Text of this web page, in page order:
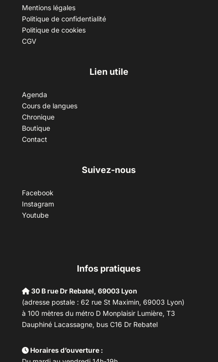
Mentions légales
Politique de confidentialité
Politique de cookies
CGV
Lien utile
Agenda
Cours de langues
Chronique
Boutique
Contact
Suivez-nous
Facebook
Instagram
Youtube
Infos pratiques
30 B rue Dr Rebatel, 69003 Lyon
(adresse postale : 62 rue St Maximin, 69003 Lyon)
à 100 mètres du métro D Monplaisir Lumière, T3
Dauphiné Lacassagne, bus C16 Dr Rebatel
Horaires d’ouverture :